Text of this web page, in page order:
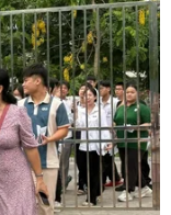
tại địa bàn
độ 1, 2; đối với
3, 4 tiếp tục